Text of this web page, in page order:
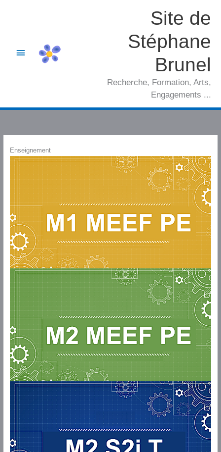
Site de
Stéphane
Brunel
Recherche, Formation, Arts,
Engagements ...
Menu
Enseignement